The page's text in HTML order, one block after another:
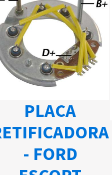
PLACA
- FORD